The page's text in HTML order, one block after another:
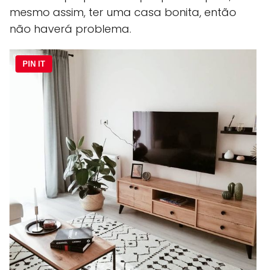
mesmo assim, ter uma casa bonita, então
não haverá problema.
PIN IT